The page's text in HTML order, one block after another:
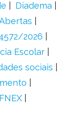
Diadema
2026
Escolar
sociais